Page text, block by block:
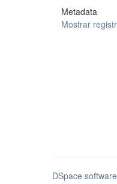
Metadata
Mostrar
DSpace software